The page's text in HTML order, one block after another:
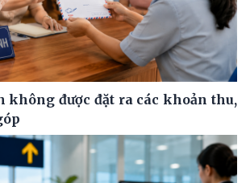
không được đặt ra các khoản thu,